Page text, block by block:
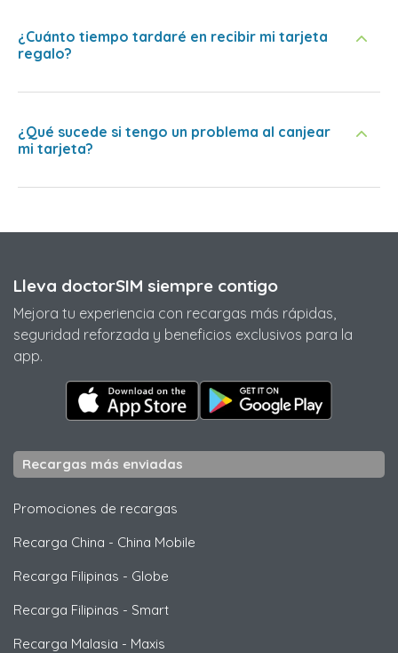
¿Cuánto tiempo tardaré en recibir mi tarjeta
regalo?
¿Qué sucede si tengo un problema al canjear
mi tarjeta?
Lleva doctorSIM siempre contigo
Mejora tu experiencia con recargas más rápidas,
seguridad reforzada y beneficios exclusivos para la
app.
Recargas más enviadas
Promociones de recargas
Recarga China - China Mobile
Recarga Filipinas - Globe
Recarga Filipinas - Smart
Recarga Malasia - Maxis